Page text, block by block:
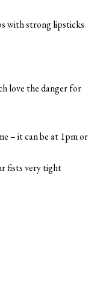
with strong lipsticks
love the danger for
– it can be at 1pm or
fists very tight